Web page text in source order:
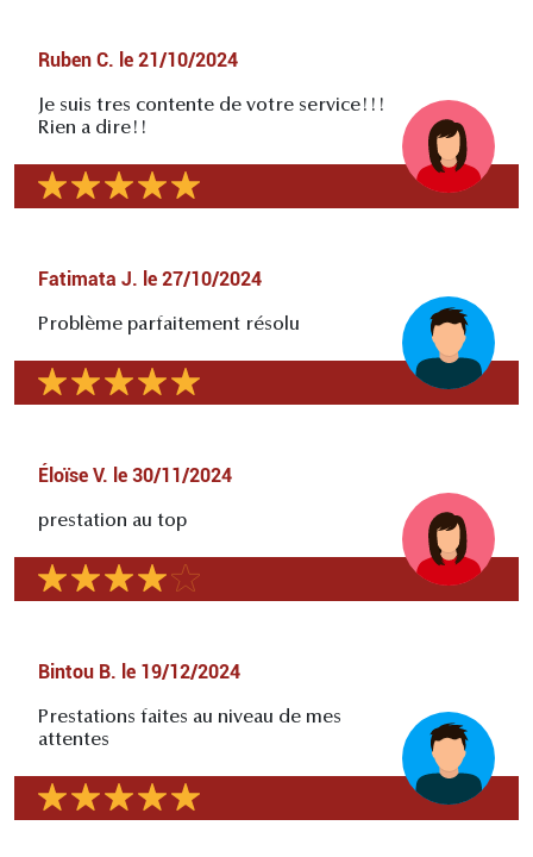
Ruben C. le 21/10/2024
Je suis tres contente de votre service!!!
Rien a dire!!
Fatimata J. le 27/10/2024
Problème parfaitement résolu
Éloïse V. le 30/11/2024
prestation au top
Bintou B. le 19/12/2024
Prestations faites au niveau de mes
attentes